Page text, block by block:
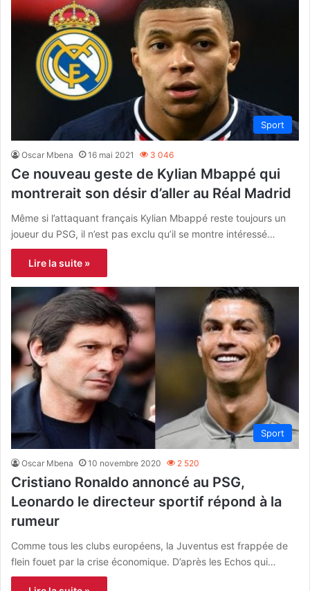
Sport
Oscar Mbena 16 mai 2021 3 046
Ce nouveau geste de Kylian Mbappé qui
montrerait son désir d’aller au Réal Madrid
Même si l’attaquant français Kylian Mbappé reste toujours un
joueur du PSG, il n’est pas exclu qu’il se montre intéressé…
Lire la suite »
Sport
Oscar Mbena 10 novembre 2020 2 520
Cristiano Ronaldo annoncé au PSG,
Leonardo le directeur sportif répond à la
rumeur
Comme tous les clubs européens, la Juventus est frappée de
flein fouet par la crise économique. D’après les Echos qui…